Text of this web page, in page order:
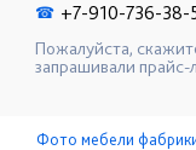
☎ +7-910-736-38-
Пожалуйста,
запрашивали
Фото мебели